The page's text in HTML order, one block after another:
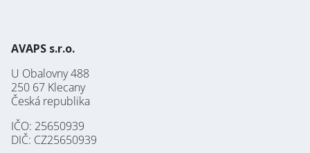
AVAPS s.r.o.
U Obalovny 488
250 67 Klecany
Česká republika
IČO: 25650939
DIČ: CZ25650939